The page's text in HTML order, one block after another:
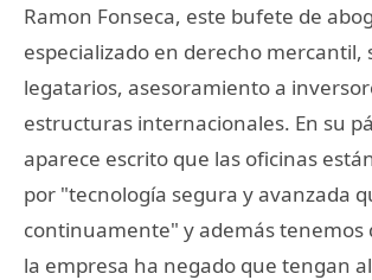
Ramon Fonseca, este bufete de
especializado en derecho mercantil,
legatarios, asesoramiento a
estructuras internacionales. En su
aparece escrito que las oficinas
por "tecnología segura y avanzada
continuamente" y además tenemos
la empresa ha negado que tengan